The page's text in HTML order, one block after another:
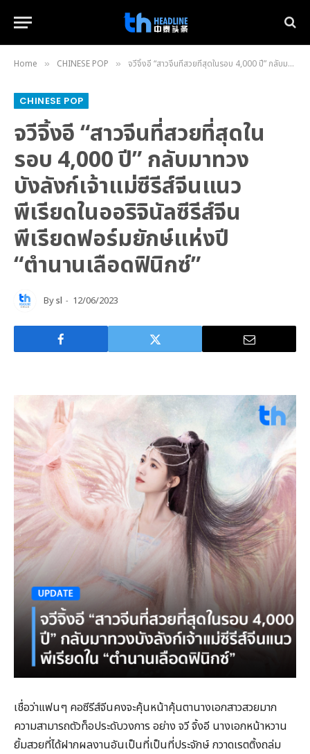
Home » CHINESE POP » จวีจิ้งอี “สาวจีนที่สวยที่สุดในรอบ 4,000 ปี” กลับมาทวงบังลังก์เจ้าแม่ซีรีส์จีนแนวพีเรียดในออริจินัลซีรีส์จีนพีเรียดฟอร์มยักษ์แห่งปี “ตำนานเลือดฟินิกซ์”
CHINESE POP
จวีจิ้งอี “สาวจีนที่สวยที่สุดใน
รอบ 4,000 ปี” กลับมาทวง
บังลังก์เจ้าแม่ซีรีส์จีนแนว
พีเรียดในออริจินัลซีรีส์จีน
พีเรียดฟอร์มยักษ์แห่งปี
“ตำนานเลือดฟินิกซ์”
Bysl 12/06/2023
เชื่อว่าแฟนๆ คอซีรีส์จีนคงจะคุ้นหน้าคุ้นตานางเอกสาวสวยมาก
ความสามารถตัวท็อประดับวงการ อย่าง จวี จิ้งอี นางเอกหน้าหวาน
ยิ้มสวยที่ได้ฝากผลงานอันเป็นที่เป็นที่ประจักษ์ กวาดเรตติ้งถล่ม